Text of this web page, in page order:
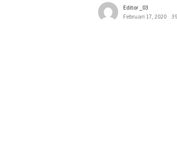
Editor _03
Februari 17, 2020